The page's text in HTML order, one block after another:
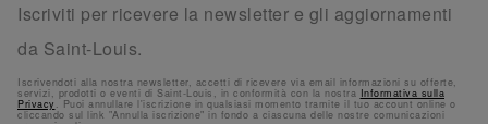
Iscriviti per ricevere la newsletter e gli aggiornamenti
da Saint-Louis.
Iscrivendoti alla nostra newsletter, accetti di ricevere via email informazioni su offerte,
servizi, prodotti o eventi di Saint-Louis, in conformità con la nostra Informativa sulla
Privacy . Puoi annullare l'iscrizione in qualsiasi momento tramite il tuo account online o
cliccando sul link "Annulla iscrizione" in fondo a ciascuna delle nostre comunicazioni